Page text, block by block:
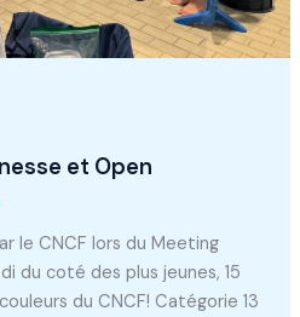
et Open
le CNCF lors du Meeting
du coté des plus jeunes, 15
du CNCF! Catégorie 13